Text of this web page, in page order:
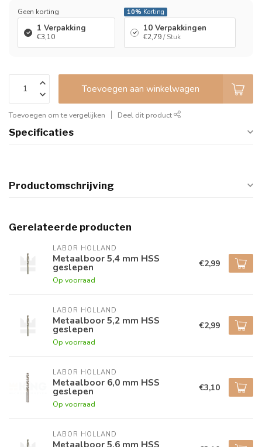
Geen korting
1 Verpakking
€3,10
10% Korting
10 Verpakkingen
€2,79/ Stuk
Toevoegen aan winkelwagen
Toevoegen om te vergelijken Deel dit product
Specificaties
Productomschrijving
Gerelateerde producten
LABOR HOLLAND
Metaalboor 5,4 mm HSS
geslepen
Op voorraad
€2,99
LABOR HOLLAND
Metaalboor 5,2 mm HSS
geslepen
Op voorraad
€2,99
LABOR HOLLAND
Metaalboor 6,0 mm HSS
geslepen
Op voorraad
€3,10
LABOR HOLLAND
Metaalboor 5,6 mm HSS